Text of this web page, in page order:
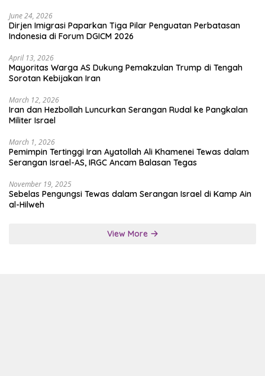
June 24, 2026
Dirjen Imigrasi Paparkan Tiga Pilar Penguatan Perbatasan
Indonesia di Forum DGICM 2026
April 13, 2026
Mayoritas Warga AS Dukung Pemakzulan Trump di Tengah
Sorotan Kebijakan Iran
March 12, 2026
Iran dan Hezbollah Luncurkan Serangan Rudal ke Pangkalan
Militer Israel
March 1, 2026
Pemimpin Tertinggi Iran Ayatollah Ali Khamenei Tewas dalam
Serangan Israel-AS, IRGC Ancam Balasan Tegas
November 19, 2025
Sebelas Pengungsi Tewas dalam Serangan Israel di Kamp Ain
al-Hilweh
View More